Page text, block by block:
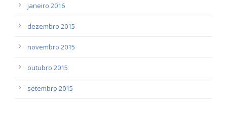
janeiro 2016
dezembro 2015
novembro 2015
outubro 2015
setembro 2015